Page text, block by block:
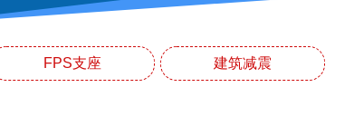
FPS支座 建筑减震